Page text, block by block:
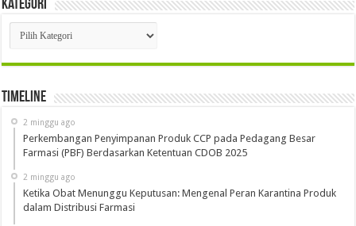
Kategori
Kategori
Timeline
2 minggu ago
Perkembangan Penyimpanan Produk CCP pada Pedagang Besar
Farmasi (PBF) Berdasarkan Ketentuan CDOB 2025
2 minggu ago
Ketika Obat Menunggu Keputusan: Mengenal Peran Karantina Produk
dalam Distribusi Farmasi